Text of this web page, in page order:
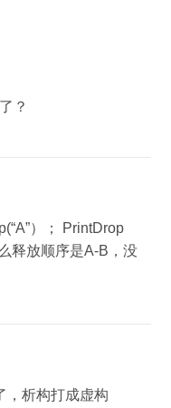
？
）； PrintDrop
释放顺序是A-B，没
，析构打成虚构